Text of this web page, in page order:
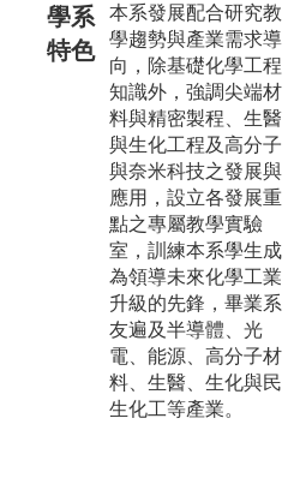
學系
特色
本系發展配合研究教
學趨勢與產業需求導
向，除基礎化學工程
知識外，強調尖端材
料與精密製程、生醫
與生化工程及高分子
與奈米科技之發展與
應用，設立各發展重
點之專屬教學實驗
室，訓練本系學生成
為領導未來化學工業
升級的先鋒，畢業系
友遍及半導體、光
電、能源、高分子材
料、生醫、生化與民
生化工等產業。